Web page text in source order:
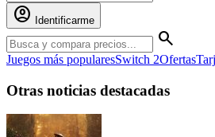
account_circle
Identificarme
search
Juegos más popularesSwitch 2Ofertas
Otras noticias destacadas